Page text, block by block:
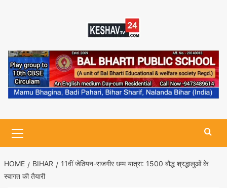
Menu
HOME BIHAR
11वीं जेठियन-राजगीर धम्म यात्रा: 1500 बौद्ध श्रद्धालुओं के
स्वागत की तैयारी